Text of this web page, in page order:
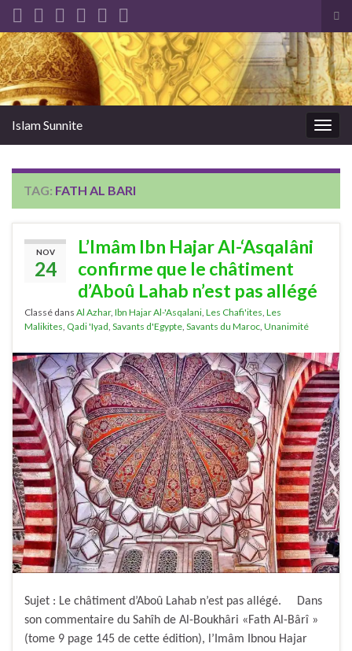
Search for:
Islam Sunnite
TAG: FATH AL BARI
NOV
24
L’Imâm Ibn Hajar Al-‘Asqalâni
confirme que le châtiment
d’Aboû Lahab n’est pas allégé
Classé dans Al Azhar, Ibn Hajar Al-'Asqalani Les Chafi'ites Les
Malikites Qadi 'Iyad Savants d'Egypte Savants du Maroc Unanimité
Sujet : Le châtiment d’Aboû Lahab n’est pas allégé. Dans
son commentaire du Sahîh de Al-Boukhâri «Fath Al-Bârî »
(tome 9 page 145 de cette édition), l’Imâm Ibnou Hajar